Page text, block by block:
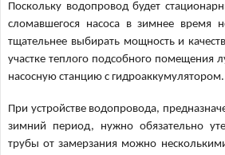
Поскольку водопровод будет
сломавшегося насоса в зимнее время
тщательнее выбирать мощность и
участке теплого подсобного помещения
насосную станцию с гидроаккумулятором.
При устройстве водопровода,
зимний период, нужно обязательно
трубы от замерзания можно